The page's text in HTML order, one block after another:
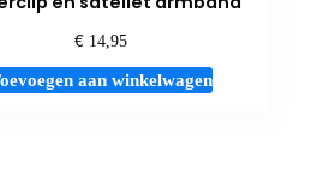
€ 14,95
aan winkelwagen